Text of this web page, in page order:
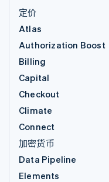
定价
Atlas
Authorization Boost
Billing
Capital
Checkout
Climate
Connect
加密货币
Data Pipeline
Elements